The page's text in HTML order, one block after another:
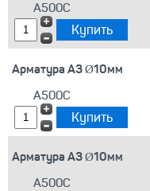
А500С
Арматура А3 Ø10мм
А500С
Арматура А3 Ø10мм
А500С